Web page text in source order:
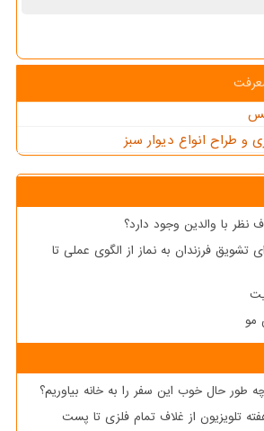
و طراح انواع دیوار سبز
نظر با والدین وجود دارد؟
تشویق فرزندان به نماز از الگوی عملی تا
مو
طور حال خوب این سفر را به خانه بیاوریم؟
تلویزیون از غلاف تمام فلزی تا پست